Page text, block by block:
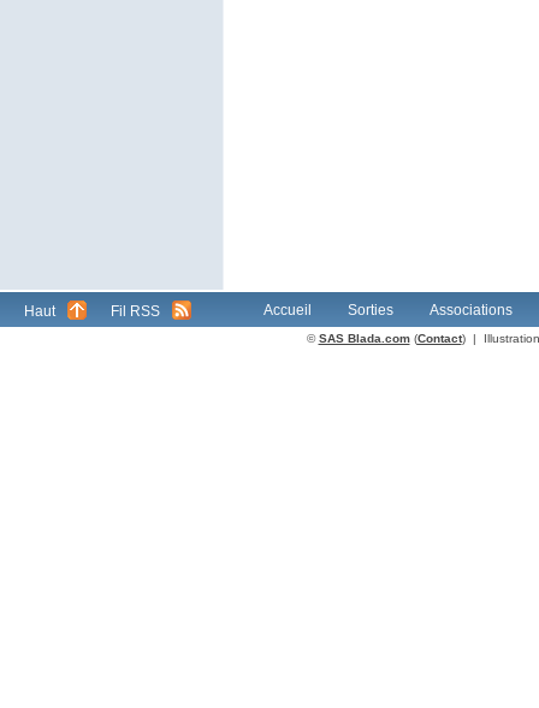
Haut Fil RSS Accueil Sorties Associations
©SAS Blada.com(Contact) |